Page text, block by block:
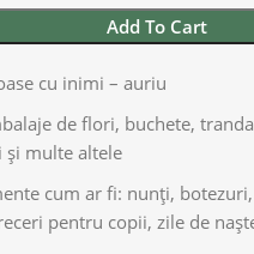
Add To Cart
cu inimi – auriu
de flori, buchete,
și multe altele
cum ar fi: nunți, botezuri,
pentru copii, zile de